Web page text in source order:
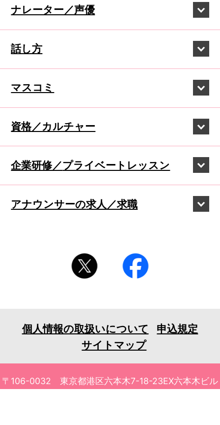
ナレーター／声優
話し方
マスコミ
資格／カルチャー
企業研修／プライベートレッスン
アナウンサーの求人／求職
個人情報の取扱いについて
申込規定
サイトマップ
〒106-0032 東京都港区六本木7-18-23EX六本木ビル